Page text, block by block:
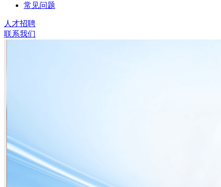
常见问题
人才招聘
联系我们